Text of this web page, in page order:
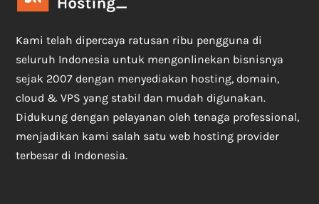
Kami telah dipercaya ratusan ribu pengguna di
seluruh Indonesia untuk mengonlinekan bisnisnya
sejak 2007 dengan menyediakan hosting, domain,
cloud & VPS yang stabil dan mudah digunakan.
Didukung dengan pelayanan oleh tenaga professional,
menjadikan kami salah satu web hosting provider
terbesar di Indonesia.